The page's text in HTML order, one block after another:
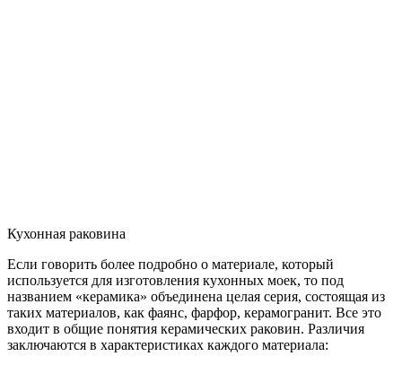
Кухонная раковина
Если говорить более подробно о материале, который
используется для изготовления кухонных моек, то под
названием «керамика» объединена целая серия, состоящая из
таких материалов, как фаянс, фарфор, керамогранит. Все это
входит в общие понятия керамических раковин. Различия
заключаются в характеристиках каждого материала: